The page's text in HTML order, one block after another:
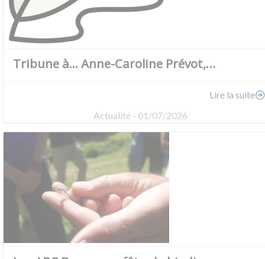
Tribune à... Anne-Caroline Prévot,…
Lire la suite
Actualité - 01/07/2026